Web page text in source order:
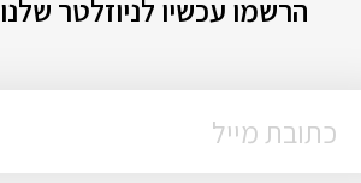
הרשמו עכשיו לניוזלטר שלנו